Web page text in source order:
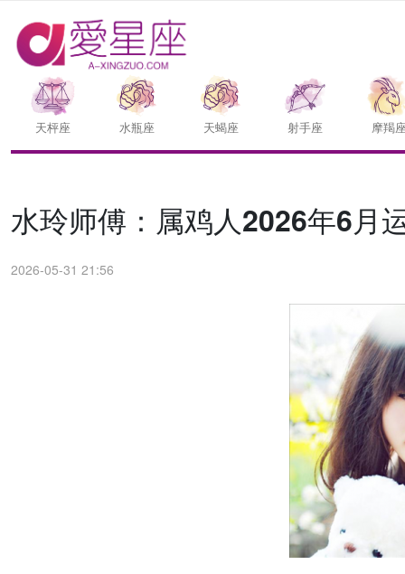
天枰座 水瓶座 天蝎座 射手座 摩羯
水玲师傅：属鸡人2026年6月
2026-05-31 21:56